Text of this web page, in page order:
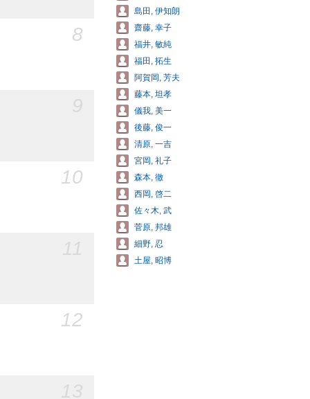
8
10
12
島田, 伊知朗
齋藤, 幸子
福井, 敏純
福田, 拓生
阿賀岡, 芳夫
藤本, 坦孝
儀我, 美一
後藤, 俊一
清原, 一吉
宮岡, 礼子
森本, 徹
西岡, 啓二
佐々木, 武
菅原, 邦雄
細野, 忍
土屋, 昭博